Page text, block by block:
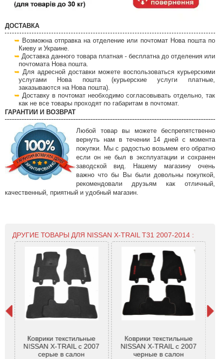
ДОСТАВКА
Возможна отправка на отделение или почтомат Нова пошта по
Киеву и Украине.
Доставка данного товара платная - бесплатна до отделения или
почтомата Нова пошта.
Для адресной доставки можете воспользоваться курьерскими
услугами Нова пошта (курьерские услуги платные,
заказываются на Нова пошта).
Доставку в почтомат необходимо согласовывать отдельно, так
как не все товары проходят по габаритам в почтомат.
ГАРАНТИИ И ВОЗВРАТ
Любой товар вы можете беспрепятственно
вернуть нам в течении 14 дней с момента
покупки. Мы с радостью возьмем его обратно
если он не был в эксплуатации и сохранен
заводской вид. Нашему магазину очень
важно что бы Вы были довольны покупкой,
рекомендовали друзьям как отличный,
качественный, приятный и удобный магазин.
ДРУГИЕ ТОВАРЫ ДЛЯ NISSAN X-TRAIL T31 2007-2014 :
Коврики текстильные
NISSAN X-TRAIL с 2007
серые в салон
Коврики текстильные
NISSAN X-TRAIL с 2007
черные в салон